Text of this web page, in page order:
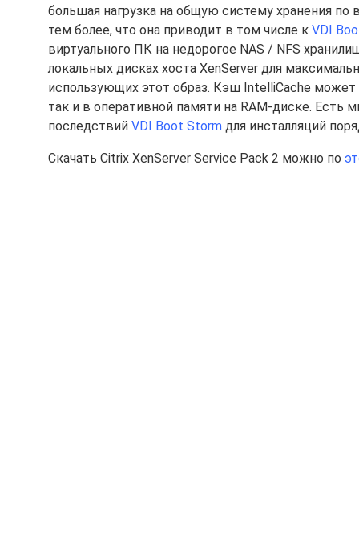
большая нагрузка на общую систему хранения
тем более, что она приводит в том числе к VDI
виртуального ПК на недорогое NAS / NFS
локальных дисках хоста XenServer для
использующих этот образ. Кэш IntelliCache может
так и в оперативной памяти на RAM-диске. Есть
последствий VDI Boot Storm для инсталляций
Скачать Citrix XenServer Service Pack 2 можно по